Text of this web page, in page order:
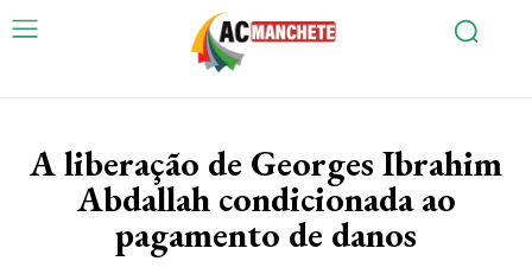
A liberação de Georges Ibrahim
Abdallah condicionada ao
pagamento de danos